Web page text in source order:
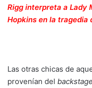
Rigg interpreta a Lady
Hopkins en la tragedia
Las otras chicas de
provenían del backstage